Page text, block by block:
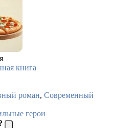
книга
роман, Современный
герои